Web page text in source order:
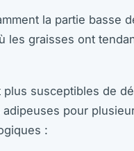
la partie basse
les graisses ont
plus susceptibles de
pour
: